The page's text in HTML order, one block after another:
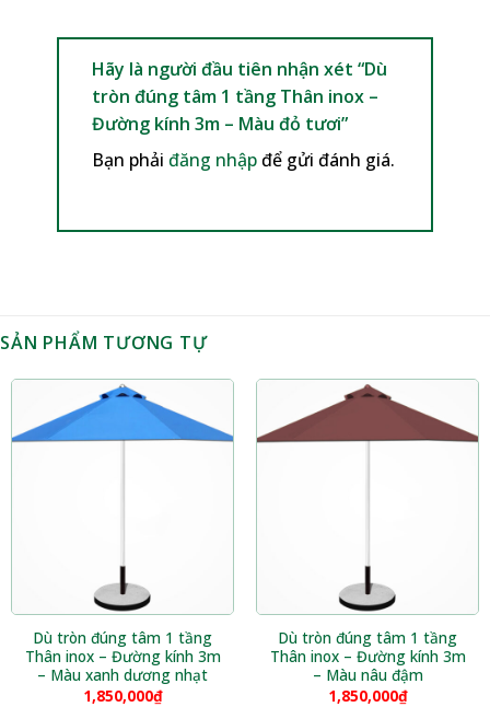
Hãy là người đầu tiên nhận xét “Dù
tròn đúng tâm 1 tầng Thân inox –
Đường kính 3m – Màu đỏ tươi”
Bạn phải đăng nhậpđể gửi đánh giá.
SẢN PHẨM TƯƠNG TỰ
Dù tròn đúng tâm 1 tầng
Thân inox – Đường kính 3m
– Màu xanh dương nhạt
1,850,000₫
Dù tròn đúng tâm 1 tầng
Thân inox – Đường kính 3m
– Màu nâu đậm
1,850,000₫